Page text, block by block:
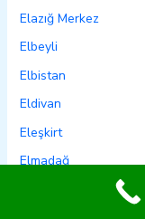
Elazığ Merkez
Elbeyli
Elbistan
Eldivan
Eleşkirt
Elmadağ